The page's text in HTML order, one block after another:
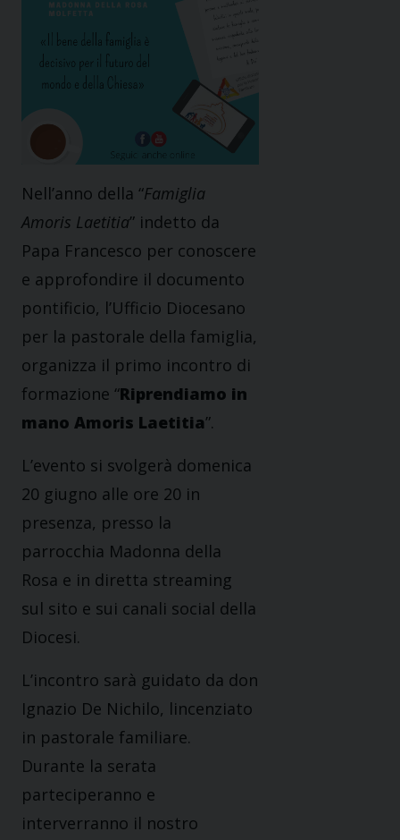
Nell’anno della “Famiglia
Amoris Laetitia” indetto da
Papa Francesco per conoscere
e approfondire il documento
pontificio, l’Ufficio Diocesano
per la pastorale della famiglia,
organizza il primo incontro di
formazione “Riprendiamo in
mano Amoris Laetitia”.
L’evento si svolgerà domenica
20 giugno alle ore 20 in
presenza, presso la
parrocchia Madonna della
Rosa e in diretta streaming
sul sito e sui canali social della
Diocesi.
L’incontro sarà guidato da don
Ignazio De Nichilo, lincenziato
in pastorale familiare.
Durante la serata
parteciperanno e
interverranno il nostro